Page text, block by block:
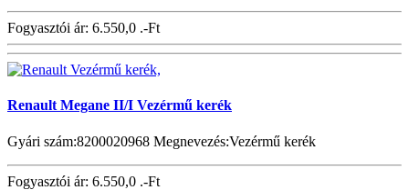
Fogyasztói ár: 6.550,0 .-Ft
Renault Megane II/I Vezérmű kerék
Gyári szám:8200020968 Megnevezés:Vezérmű kerék
Fogyasztói ár: 6.550,0 .-Ft